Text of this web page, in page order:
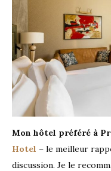
Mon hôtel préféré à
Hotel – le meilleur
discussion. Je le